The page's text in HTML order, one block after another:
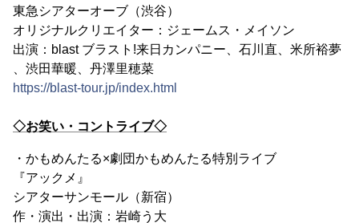
東急シアターオーブ（渋谷）
オリジナルクリエイター：ジェームス・メイソン
出演：blast ブラスト!来日カンパニー、石川直、米所裕夢
、渋田華暖、丹澤里穂菜
https://blast-tour.jp/index.html
◇お笑い・コントライブ◇
・かもめんたる×劇団かもめんたる特別ライブ
『アックメ』
シアターサンモール（新宿）
作・演出・出演：岩崎う大